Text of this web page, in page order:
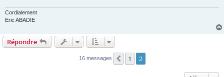
Cordialement
Eric ABADIE
Répondre
16 messages Précédent
1 2